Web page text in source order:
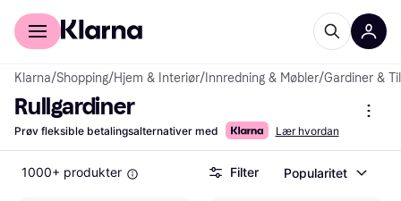
For kunder
Klarna/Shopping/Hjem & Interiør/ Innredning & Møbler/Gardiner &
Rullgardiner
Prøv fleksible betalingsalternativer med Lær hvordan
1000+ produkter Filter Popularitet